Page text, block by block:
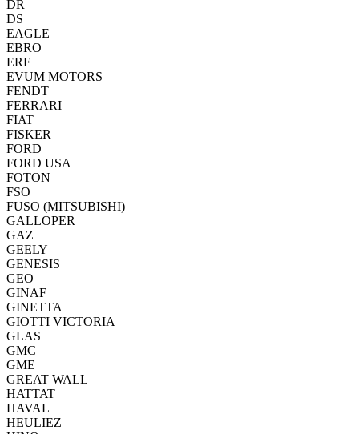
DR
DS
EAGLE
EBRO
ERF
EVUM MOTORS
FENDT
FERRARI
FIAT
FISKER
FORD
FORD USA
FOTON
FSO
FUSO (MITSUBISHI)
GALLOPER
GAZ
GEELY
GENESIS
GEO
GINAF
GINETTA
GIOTTI VICTORIA
GLAS
GMC
GME
GREAT WALL
HATTAT
HAVAL
HEULIEZ